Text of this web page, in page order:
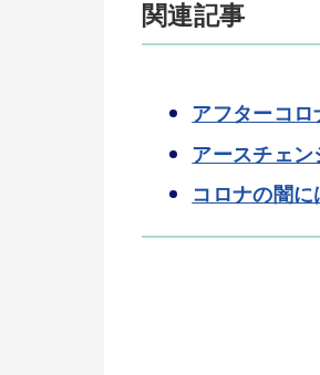
関連記事
アフターコ
アースチェ
コロナの闇